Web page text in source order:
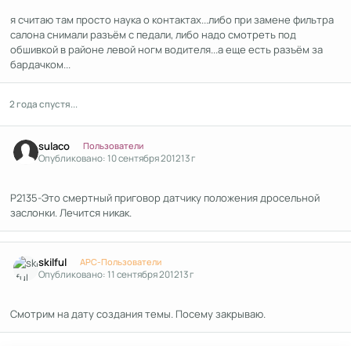
я считаю там просто наука о контактах...либо при замене фильтра
салона снимали разъём с педали, либо надо смотреть под
обшивкой в районе левой ногм водителя...а еще есть разъём за
бардачком...
2 года спустя...
sulaco Пользователи
Опубликовано:10 сентября 201213 г
P2135-Это смертный приговор датчику положения дросельной
заслонки. Лечится никак.
skilful APC-Пользователи
Опубликовано:11 сентября 201213 г
Смотрим на дату создания темы. Посему закрываю.